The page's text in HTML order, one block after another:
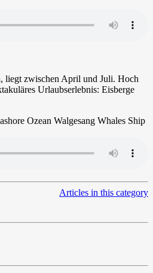
liegt zwischen April und Juli. Hoch
Urlaubserlebnis: Eisberge
Articles in this category